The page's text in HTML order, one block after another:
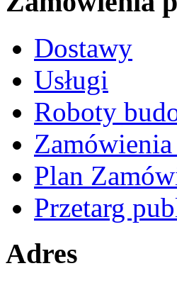
Dostawy
Usługi
Roboty
Plan
Przetarg
Adres